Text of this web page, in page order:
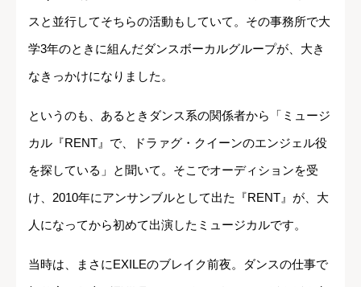
スと並行してそちらの活動もしていて。その事務所で大
学3年のときに組んだダンスボーカルグループが、大き
なきっかけになりました。
というのも、あるときダンス系の関係者から「ミュージ
カル『RENT』で、ドラァグ・クイーンのエンジェル役
を探している」と聞いて。そこでオーディションを受
け、2010年にアンサンブルとして出た『RENT』が、大
人になってから初めて出演したミュージカルです。
当時は、まさにEXILEのブレイク前夜。ダンスの仕事で